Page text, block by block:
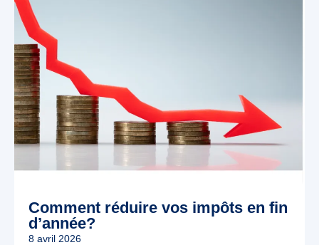
Comment réduire vos impôts en fin
d’année?
8 avril 2026